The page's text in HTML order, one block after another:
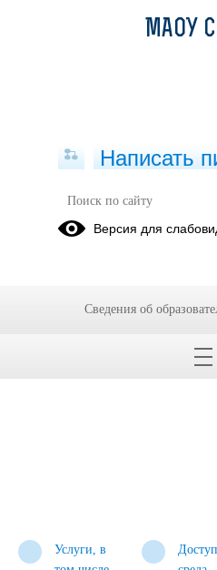
Сведения об
детей и их
Услуги, в
МАОУ
Написать
Версия для
Сведения об